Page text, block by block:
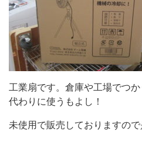
工業扇です。倉庫や工場でつ
代わりに使うもよし！
未使用で販売しておりますので